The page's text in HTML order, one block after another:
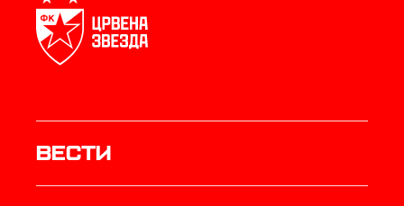
Вести